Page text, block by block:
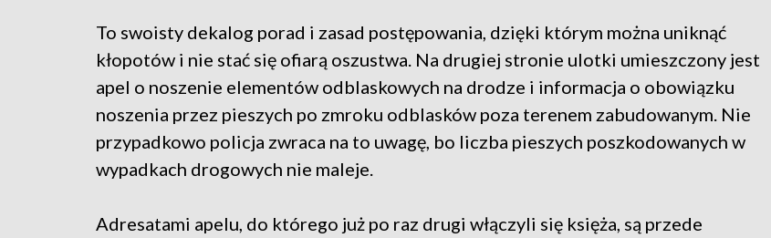
To swoisty dekalog porad i zasad postępowania, dzięki którym można uniknąć
kłopotów i nie stać się ofiarą oszustwa. Na drugiej stronie ulotki umieszczony jest
apel o noszenie elementów odblaskowych na drodze i informacja o obowiązku
noszenia przez pieszych po zmroku odblasków poza terenem zabudowanym. Nie
przypadkowo policja zwraca na to uwagę, bo liczba pieszych poszkodowanych w
wypadkach drogowych nie maleje.
Adresatami apelu, do którego już po raz drugi włączyli się księża, są przede